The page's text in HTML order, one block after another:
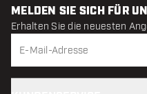
MELDEN SIE SICH FÜR
Erhalten Sie die neuesten